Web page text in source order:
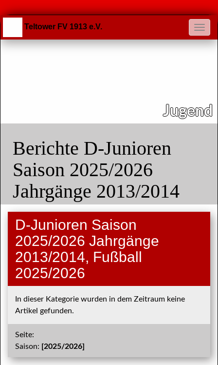
Teltower FV 1913 e.V.
Jugend
Berichte D-Junioren
Saison 2025/2026
Jahrgänge 2013/2014
D-Junioren Saison
2025/2026 Jahrgänge
2013/2014, Fußball
2025/2026
In dieser Kategorie wurden in dem Zeitraum keine
Artikel gefunden.
Seite:
Saison: [2025/2026]